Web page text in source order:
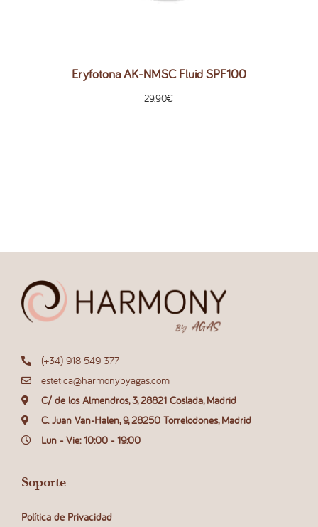
Eryfotona AK-NMSC Fluid SPF100
29.90€
(+34) 918 549 377
estetica@harmonybyagas.com
C/ de los Almendros, 3, 28821 Coslada, Madrid
C. Juan Van-Halen, 9, 28250 Torrelodones, Madrid
Lun - Vie: 10:00 - 19:00
Soporte
Política de Privacidad